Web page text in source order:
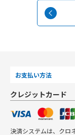
お支払い方法
クレジットカード
決済システムは、クロ